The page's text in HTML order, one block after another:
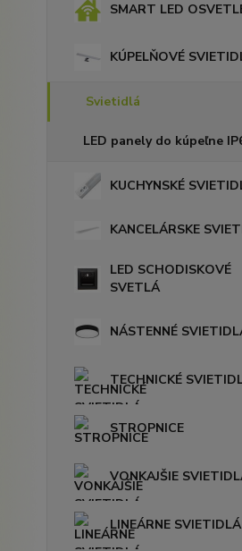
SMART LED
KÚPELŇOVÉ
Svietidlá
LED panely do kúpeľne
KUCHYNSKÉ
KANCELÁRSKE
LED SCHODISKOVÉ
SVETLÁ
NÁSTENNÉ
TECHNICKÉ
STROPNICE
VONKAJŠIE
LINEÁRNE SVIETIDLÁ